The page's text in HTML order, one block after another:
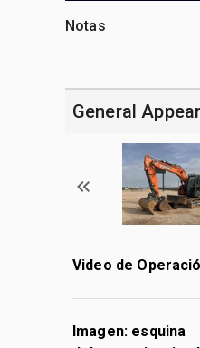
Notas
General
Video de
Imagen: esquina